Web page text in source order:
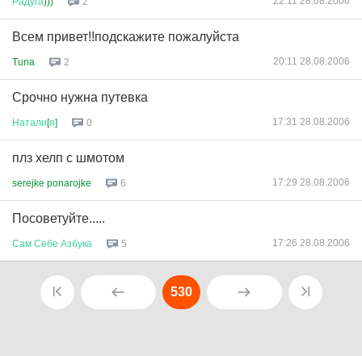
Всем привет!!подскажите пожалуйста
Tuna 2 20:11 28.08.2006
Срочно нужна путевка
Натали[я] 0 17:31 28.08.2006
плз хелп с шмотом
serejke ponarojke 6 17:29 28.08.2006
Посоветуйте.....
Сам Себе Азбука 5 17:26 28.08.2006
530